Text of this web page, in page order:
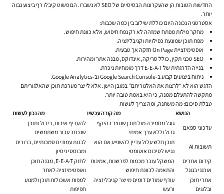
החדשות הטובות הן שהעקרונות הבסיסיים של SEO לא נשברו. הם פשוט קיבלו רף ביצוע גבוה
יותר.
אסטרטגיה נכונה היום כוללת שילוב בין כמה שכבות:
מחקר מילות מפתח שמזהה לא רק נפח חיפוש, אלא כוונת חיפוש.
מפת תוכן שמונעת כפילויות וקניבליזציה.
אופטימיזציית On Page חזקה אך טבעית.
SEO טכני תקין, כולל סריקה, אינדוקס, מבנה אתר ומהירות.
בנייה הדרגתית של E-E-A-T דרך מומחיות ניכרת.
ניתוח ביצועים קבוע ב-Google Search Console וב-Google Analytics.
הדגש הוא לא “לרצות את האלגוריתם” במובן הישן. אלא לייצר מערכת תוכן שהאלגוריתם
מתקשה להתעלם ממנה, כי היא באמת טובה יותר.
טבלת סיכום: מה משתנה, ומה צריך לעשות
הנושא
מה קורה עכשיו
מה נכון לעשות
עדכוני ספאם
גוגל מחמירה מול תוכן שנוצר בהיקף
גדול וללא ערך אמיתי
להעדיף איכות, בידול ותוכן
שנכתב עבור משתמשים
תשובות AI
תוכן חלש עלול עדיין להשפיע אם הוא
נגיש לסיכום אוטומטי
לבנות עמודים סמכותיים, ברורים
ומבוססי ניסיון
קידום אתרים
אורגני בגוגל
המשקל עובר מכמות לפרשנות, אמינות
והתאמה לכוונת חיפוש
לחזק E-E-A-T, מבנה תוכן
ואופטימיזציה לאתר
אתרי תוכן
ובלוגים
עודף עמודים דומים מייצר קניבליזציה
ורעש
למפות אשכולות תוכן ולמנוע
חפיפות